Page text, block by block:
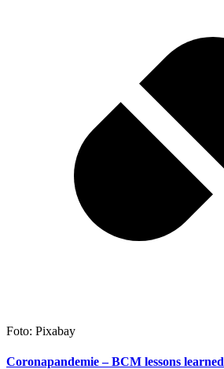
Foto: Pixabay
Coronapandemie – BCM lessons learned